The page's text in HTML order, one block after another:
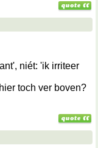
niét: 'ik irriteer
toch ver boven?